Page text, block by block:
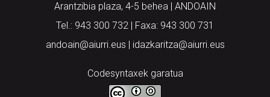
Arantzibia plaza, 4-5 behea | ANDOAIN
Tel.: 943 300 732 | Faxa: 943 300 731
andoain@aiurri.eus | idazkaritza@aiurri.eus
Codesyntaxek garatua